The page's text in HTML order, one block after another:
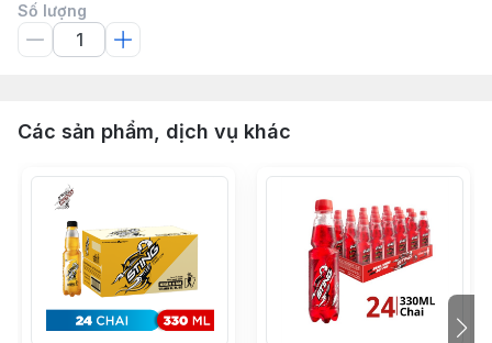
Số lượng
Các sản phẩm, dịch vụ khác